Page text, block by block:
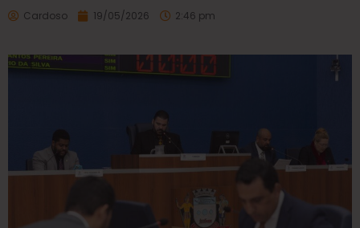
Cardoso 19/05/2026 2:46 pm